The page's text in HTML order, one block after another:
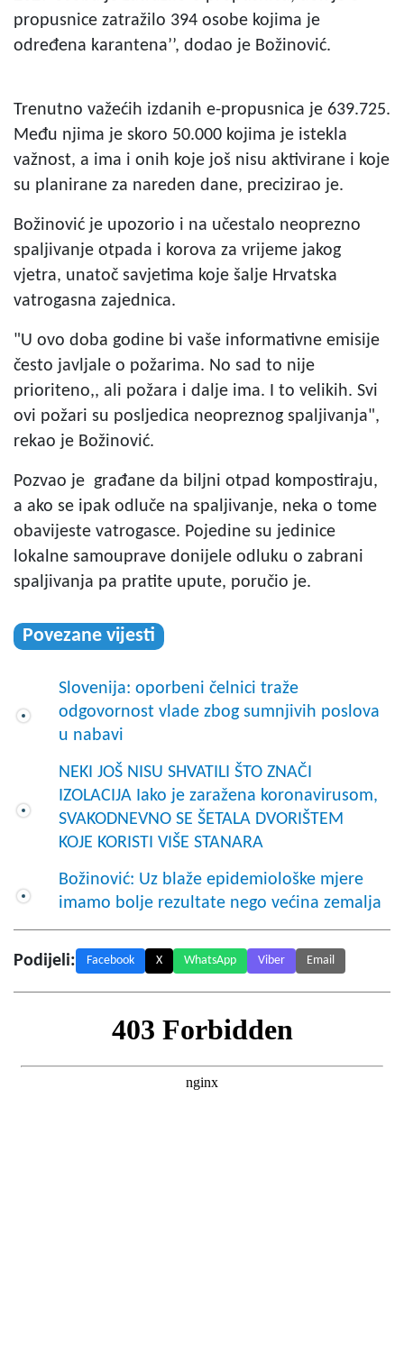
propusnice zatražilo 394 osobe kojima je
određena karantena’’, dodao je Božinović.
Trenutno važećih izdanih e-propusnica je 639.725.
Među njima je skoro 50.000 kojima je istekla
važnost, a ima i onih koje još nisu aktivirane i koje
su planirane za nareden dane, precizirao je.
Božinović je upozorio i na učestalo neoprezno
spaljivanje otpada i korova za vrijeme jakog
vjetra, unatoč savjetima koje šalje Hrvatska
vatrogasna zajednica.
"U ovo doba godine bi vaše informativne emisije
često javljale o požarima. No sad to nije
prioriteno,, ali požara i dalje ima. I to velikih. Svi
ovi požari su posljedica neopreznog spaljivanja",
rekao je Božinović.
Pozvao je građane da biljni otpad kompostiraju,
a ako se ipak odluče na spaljivanje, neka o tome
obavijeste vatrogasce. Pojedine su jedinice
lokalne samouprave donijele odluku o zabrani
spaljivanja pa pratite upute, poručio je.
Povezane vijesti
Slovenija: oporbeni čelnici traže
odgovornost vlade zbog sumnjivih poslova
u nabavi
NEKI JOŠ NISU SHVATILI ŠTO ZNAČI
IZOLACIJA Iako je zaražena koronavirusom,
SVAKODNEVNO SE ŠETALA DVORIŠTEM
KOJE KORISTI VIŠE STANARA
Božinović: Uz blaže epidemiološke mjere
imamo bolje rezultate nego većina zemalja
Podijeli: Facebook X WhatsApp Viber Email